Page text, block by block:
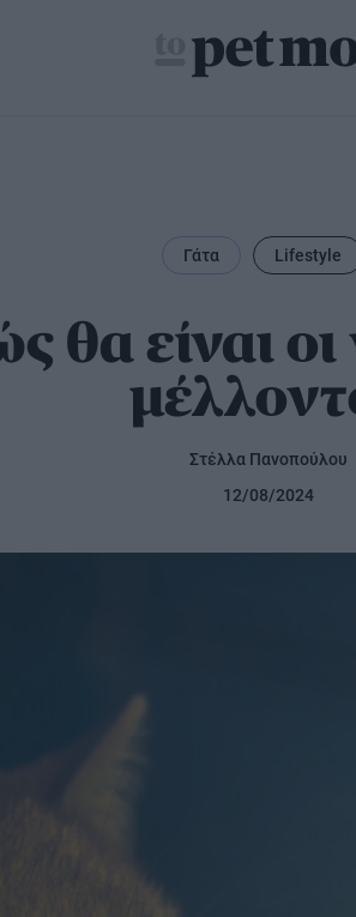
Lifestyle
Γάτα
θα είναι οι
Στέλλα Πανοπούλου
12/08/2024